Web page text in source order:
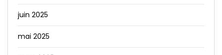
juin 2025
mai 2025